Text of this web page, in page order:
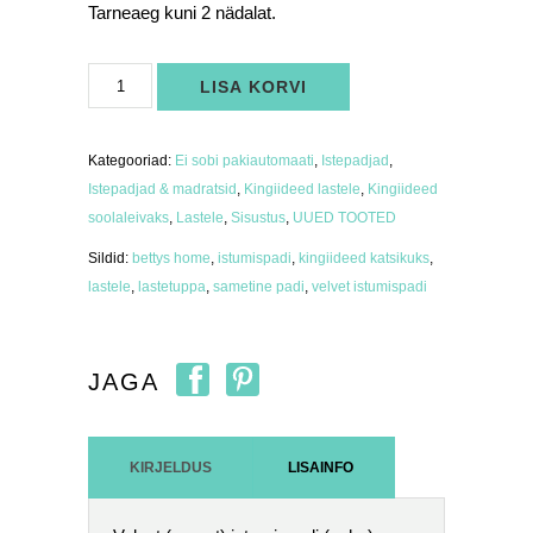
Tarneaeg kuni 2 nädalat.
istumispadi
petrooleumsinine
LISA KORVI
Kategooriad: Ei sobi pakiautomaati, Istepadjad ,
Istepadjad & madratsid , Kingiideed lastele, Kingiideed
soolaleivaks, Lastele, Sisustus, UUED TOOTED
Sildid: bettys home, istumispadi, kingiideed katsikuks,
lastele, lastetuppa, sametine padi, velvet istumispadi
JAGA
KIRJELDUS LISAINFO